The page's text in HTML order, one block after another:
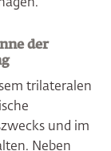
der
trilateralen
und im
Neben